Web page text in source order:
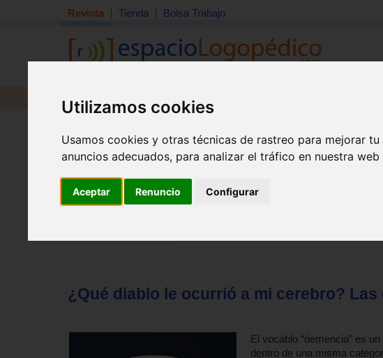
Utilizamos cookies
Usamos cookies y otras técnicas de rastreo para mejorar
anuncios adecuados, para analizar el tráfico en nuestra
Aceptar Renuncio Configurar
Revista Tienda Bolsa Trabajo
Revista Material
Inicio> Revista
¿Qué diablo le ocurrió a mi cerebro? Las
El vocablo “demencia” es
dentro de una misma